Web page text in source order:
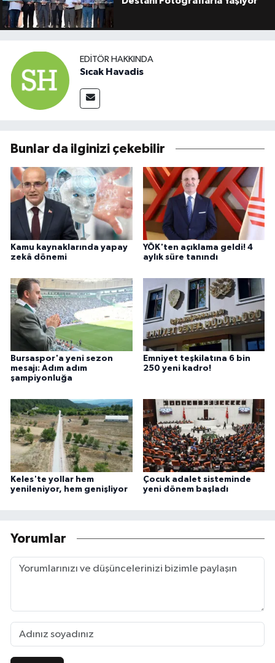
EDITÖR HAKKINDA
Sıcak Havadis
Bunlar da ilginizi çekebilir
Kamu kaynaklarında yapay
zekâ dönemi
YÖK'ten açıklama geldi! 4
aylık süre tanındı
Bursaspor'a yeni sezon
mesajı: Adım adım
şampiyonluğa
Emniyet teşkilatına 6 bin
250 yeni kadro!
Keles'te yollar hem
yenileniyor, hem genişliyor
Çocuk adalet sisteminde
yeni dönem başladı
Yorumlar